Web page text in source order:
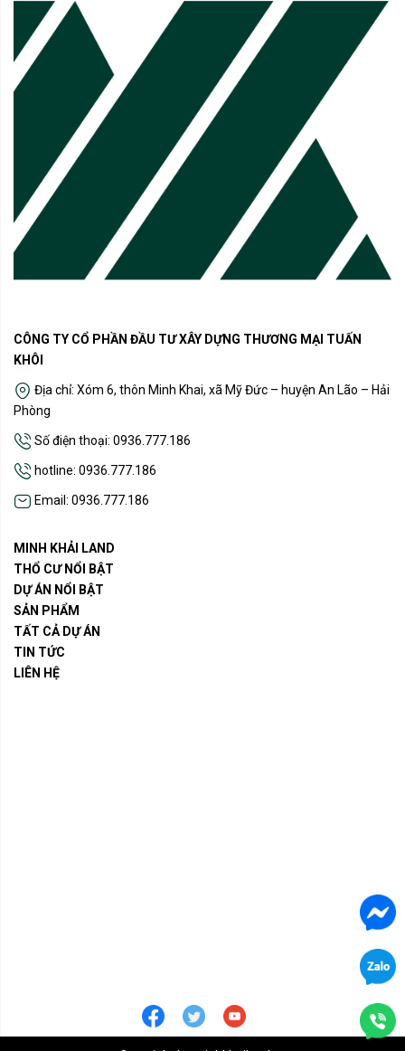
CÔNG TY CỔ PHẦN ĐẦU TƯ XÂY DỰNG THƯƠNG MẠI TUẤN
KHÔI
Địa chỉ: Xóm 6, thôn Minh Khai, xã Mỹ Đức – huyện An Lão – Hải
Phòng
Số điện thoại: 0936.777.186
hotline: 0936.777.186
Email: 0936.777.186
MINH KHẢI LAND
THỔ CƯ NỔI BẬT
DỰ ÁN NỔI BẬT
SẢN PHẨM
TẤT CẢ DỰ ÁN
TIN TỨC
LIÊN HỆ